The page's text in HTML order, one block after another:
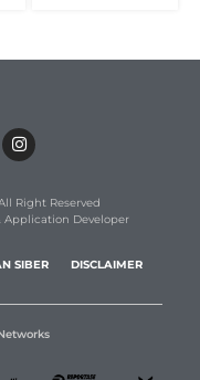
Right Reserved
Application Developer
SIBER DISCLAIMER